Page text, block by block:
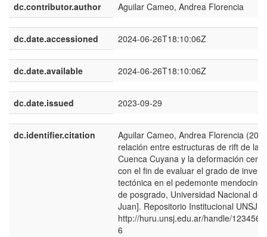
dc.contributor.author Aguilar Cameo, Andrea Florencia
dc.date.accessioned 2024-06-26T18:10:06Z
dc.date.available 2024-06-26T18:10:06Z
dc.date.issued 2023-09-29
dc.identifier.citation
Aguilar Cameo, Andrea Florencia
relación entre estructuras de rift de la
Cuenca Cuyana y la deformación
con el fin de evaluar el grado de
tectónica en el pedemonte mendocino
de posgrado, Universidad Nacional de
Juan]. Repositorio Institucional UNSJ.
http://huru.unsj.edu.ar/handle/
6